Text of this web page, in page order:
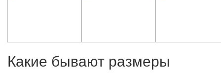
Какие бывают размеры